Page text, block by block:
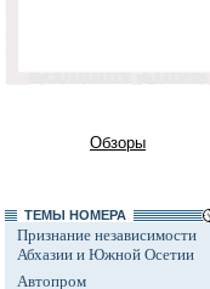
Обзоры
ТЕМЫ НОМЕРА
Признание независимости
Абхазии и Южной Осетии
Автопром